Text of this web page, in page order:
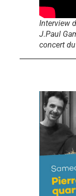
Interview
J.Paul
concert